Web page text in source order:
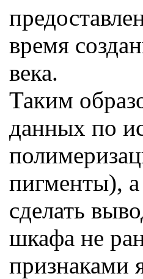
время
века.
Таким
данных по
пигменты),
сделать
шкафа не
признаками